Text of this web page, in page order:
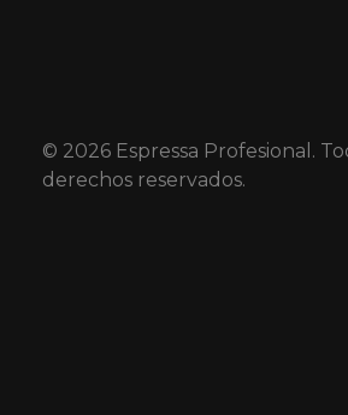
© 2026 Espressa Profesional.
derechos reservados.